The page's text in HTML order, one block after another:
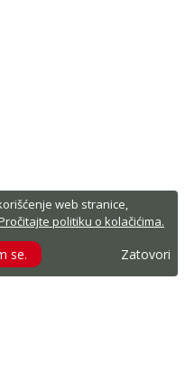
web stranice,
politiku o kolačićima.
se. Zatovori